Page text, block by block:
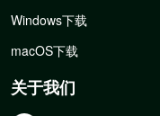
Windows下载
macOS下载
关于我们